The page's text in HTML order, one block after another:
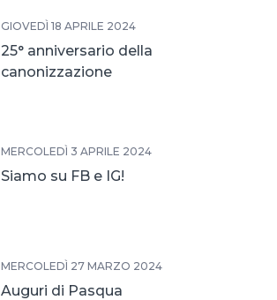
GIOVEDÌ 18 APRILE 2024
25° anniversario della
canonizzazione
MERCOLEDÌ 3 APRILE 2024
Siamo su FB e IG!
MERCOLEDÌ 27 MARZO 2024
Auguri di Pasqua